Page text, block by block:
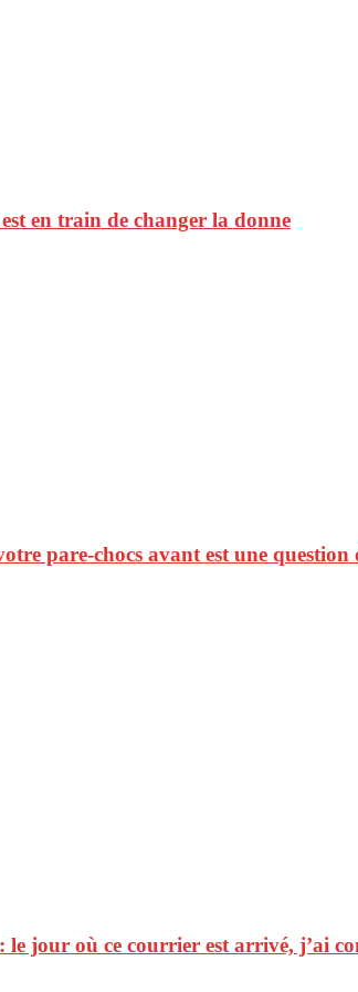
en train de changer la donne
pare-chocs avant est une
jour où ce courrier est arrivé, j’ai